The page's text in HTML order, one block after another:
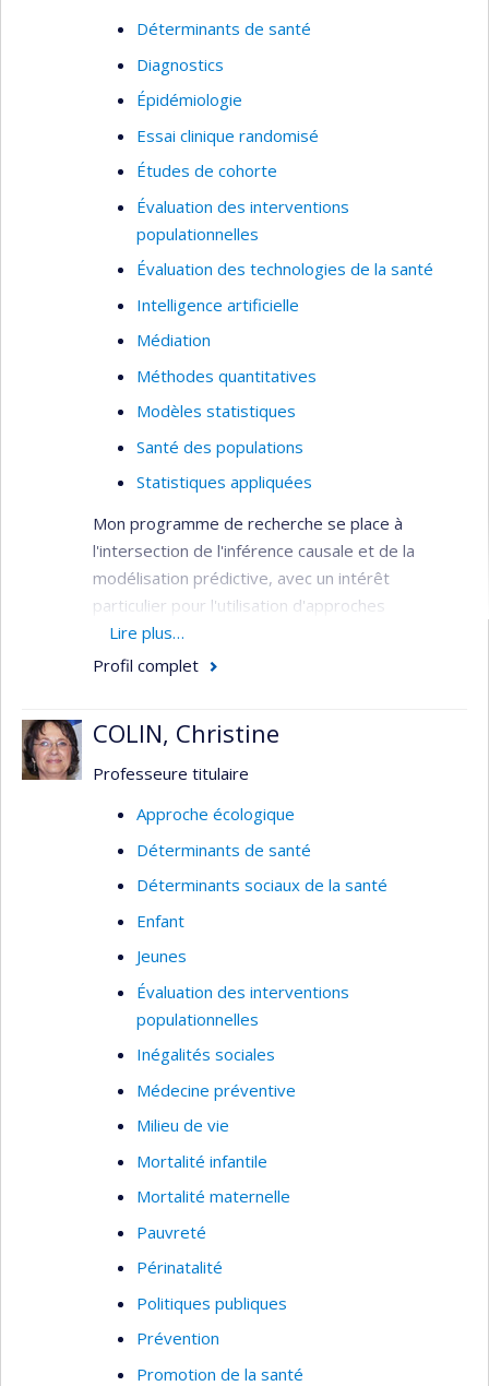
Déterminants de santé
Diagnostics
Épidémiologie
Essai clinique randomisé
Études de cohorte
Évaluation des interventions
populationnelles
Évaluation des technologies de la santé
Intelligence artificielle
Médiation
Méthodes quantitatives
Modèles statistiques
Santé des populations
Statistiques appliquées
Mon programme de recherche se place à
l'intersection de l'inférence causale et de la
modélisation prédictive, avec un intérêt
particulier pour l'utilisation d'approches
d'apprentissage automatique ensemblistes. Au
travers de mes différents projets de recherche,
un algorithme de vérification de la présupposition
causale de positivité. Plus largement, je
médiation, à la transportabilité et au transfert de
connaissances interdisciplinaires.
Lire plus…
Profil complet
COLIN, Christine
Professeure titulaire
Approche écologique
Déterminants de santé
Déterminants sociaux de la santé
Enfant
Jeunes
Évaluation des interventions
populationnelles
Inégalités sociales
Médecine préventive
Milieu de vie
Mortalité infantile
Mortalité maternelle
Pauvreté
Périnatalité
Politiques publiques
Prévention
Promotion de la santé